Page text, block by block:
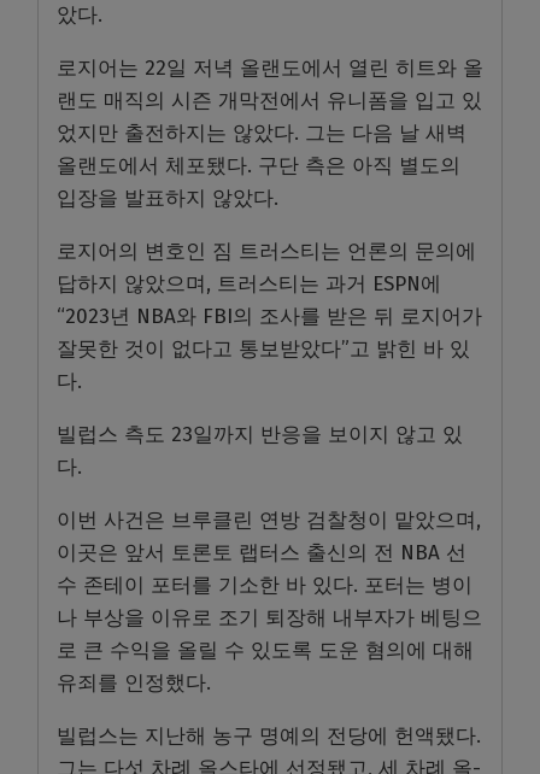
았다.
로지어는 22일 저녁 올랜도에서 열린 히트와 올
랜도 매직의 시즌 개막전에서 유니폼을 입고 있
었지만 출전하지는 않았다. 그는 다음 날 새벽
올랜도에서 체포됐다. 구단 측은 아직 별도의
입장을 발표하지 않았다.
로지어의 변호인 짐 트러스티는 언론의 문의에
답하지 않았으며, 트러스티는 과거 ESPN에
“2023년 NBA와 FBI의 조사를 받은 뒤 로지어가
잘못한 것이 없다고 통보받았다”고 밝힌 바 있
다.
빌럽스 측도 23일까지 반응을 보이지 않고 있
다.
이번 사건은 브루클린 연방 검찰청이 맡았으며,
이곳은 앞서 토론토 랩터스 출신의 전 NBA 선
수 존테이 포터를 기소한 바 있다. 포터는 병이
나 부상을 이유로 조기 퇴장해 내부자가 베팅으
로 큰 수익을 올릴 수 있도록 도운 혐의에 대해
유죄를 인정했다.
빌럽스는 지난해 농구 명예의 전당에 헌액됐다.
그는 다섯 차례 올스타에 선정됐고, 세 차례 올-